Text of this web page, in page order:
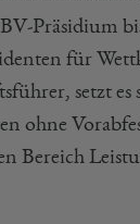
Präsidium
für
setzt
ohne
Bereich